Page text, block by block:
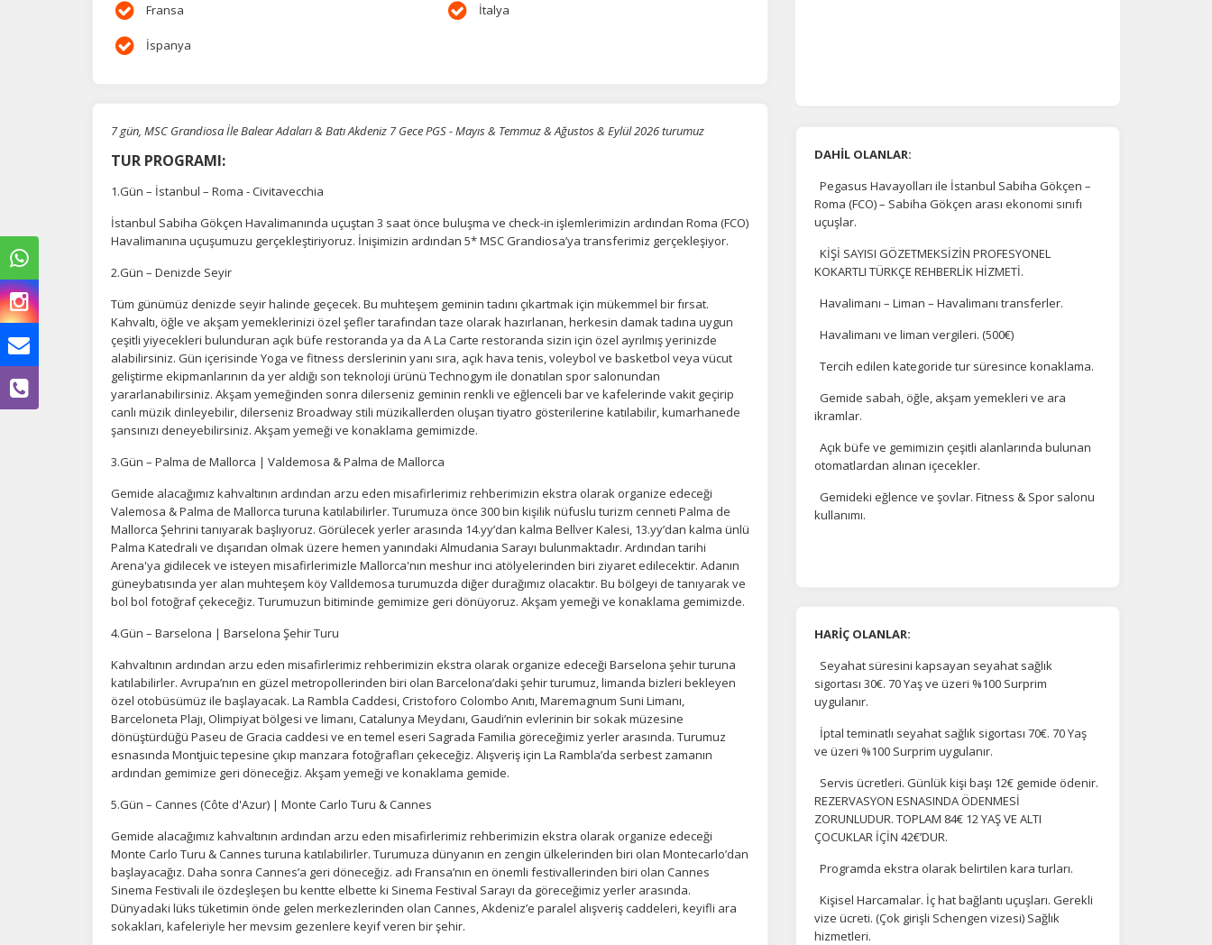
Çerez tercihlerinizibelirleyin.
Size daha kişiselleştirilmiş bir web deneyimi sunmak için bazı bilgileri tarayıcınızda
depolayabilir, bunları yurt içi ve yurt dışındaki hizmet sağlayıcılarla paylaşabiliriz. Buna
bilir.Daha fazla bilgi için
Zorunlu Çerezler HER ZAMAN AKTIF
Oturum yönetimi, güvenlik ve temel site işlevleri için gereklidir. Bu
çerezler olmadan site düzgün çalışmaz ve devre dışı bırakılamaz.
Ziyaretçilerin siteyi nasıl kullandığını anonim olarak ölçeriz. Hangi
sayfaların popüler olduğunu ve kullanıcıların nerede zorluk yaşadığını
anlamamıza yardımcı olur.
Pazarlama Çerezleri
Kapatırsanız reklamları görmeye devam edersiniz, ancak daha az
alakalı olabilirler.
Tümünü Reddet
Fransa İtalya
İspanya
7 gün, MSC Grandiosa İle Balear Adaları & Batı Akdeniz 7 Gece PGS - Mayıs & Temmuz & Ağustos & Eylül 2026 turumuz
TUR PROGRAMI:
1.Gün – İstanbul – Roma - Civitavecchia
İstanbul Sabiha Gökçen Havalimanında uçuştan 3 saat önce buluşma ve check-in işlemlerimizin ardından Roma (FCO)
Havalimanına uçuşumuzu gerçekleştiriyoruz. İnişimizin ardından 5* MSC Grandiosa’ya transferimiz gerçekleşiyor.
2.Gün – Denizde Seyir
Tüm günümüz denizde seyir halinde geçecek. Bu muhteşem geminin tadını çıkartmak için mükemmel bir fırsat.
Kahvaltı, öğle ve akşam yemeklerinizi özel şefler tarafından taze olarak hazırlanan, herkesin damak tadına uygun
çeşitli yiyecekleri bulunduran açık büfe restoranda ya da A La Carte restoranda sizin için özel ayrılmış yerinizde
alabilirsiniz. Gün içerisinde Yoga ve fitness derslerinin yanı sıra, açık hava tenis, voleybol ve basketbol veya vücut
geliştirme ekipmanlarının da yer aldığı son teknoloji ürünü Technogym ile donatılan spor salonundan
yararlanabilirsiniz. Akşam yemeğinden sonra dilerseniz geminin renkli ve eğlenceli bar ve kafelerinde vakit geçirip
canlı müzik dinleyebilir, dilerseniz Broadway stili müzikallerden oluşan tiyatro gösterilerine katılabilir, kumarhanede
şansınızı deneyebilirsiniz. Akşam yemeği ve konaklama gemimizde.
3.Gün – Palma de Mallorca | Valdemosa & Palma de Mallorca
Gemide alacağımız kahvaltının ardından arzu eden misafirlerimiz rehberimizin ekstra olarak organize edeceği
Valemosa & Palma de Mallorca turuna katılabilirler. Turumuza önce 300 bin kişilik nüfuslu turizm cenneti Palma de
Mallorca Şehrini tanıyarak başlıyoruz. Görülecek yerler arasında 14.yy’dan kalma Bellver Kalesi, 13.yy’dan kalma ünlü
Palma Katedrali ve dışarıdan olmak üzere hemen yanındaki Almudania Sarayı bulunmaktadır. Ardından tarihi
Arena'ya gidilecek ve isteyen misafirlerimizle Mallorca'nın meshur inci atölyelerinden biri ziyaret edilecektir. Adanın
güneybatısında yer alan muhteşem köy Valldemosa turumuzda diğer durağımız olacaktır. Bu bölgeyi de tanıyarak ve
bol bol fotoğraf çekeceğiz. Turumuzun bitiminde gemimize geri dönüyoruz. Akşam yemeği ve konaklama gemimizde.
4.Gün – Barselona | Barselona Şehir Turu
Kahvaltının ardından arzu eden misafirlerimiz rehberimizin ekstra olarak organize edeceği Barselona şehir turuna
katılabilirler. Avrupa’nın en güzel metropollerinden biri olan Barcelona’daki şehir turumuz, limanda bizleri bekleyen
özel otobüsümüz ile başlayacak. La Rambla Caddesi, Cristoforo Colombo Anıtı, Maremagnum Suni Limanı,
Barceloneta Plajı, Olimpiyat bölgesi ve limanı, Catalunya Meydanı, Gaudi’nin evlerinin bir sokak müzesine
dönüştürdüğü Paseu de Gracia caddesi ve en temel eseri Sagrada Familia göreceğimiz yerler arasında. Turumuz
esnasında Montjuic tepesine çıkıp manzara fotoğrafları çekeceğiz. Alışveriş için La Rambla’da serbest zamanın
ardından gemimize geri döneceğiz. Akşam yemeği ve konaklama gemide.
5.Gün – Cannes (Côte d'Azur) | Monte Carlo Turu & Cannes
Gemide alacağımız kahvaltının ardından arzu eden misafirlerimiz rehberimizin ekstra olarak organize edeceği
Monte Carlo Turu & Cannes turuna katılabilirler. Turumuza dünyanın en zengin ülkelerinden biri olan Montecarlo’dan
başlayacağız. Daha sonra Cannes’a geri döneceğiz. adı Fransa’nın en önemli festivallerinden biri olan Cannes
Sinema Festivali ile özdeşleşen bu kentte elbette ki Sinema Festival Sarayı da göreceğimiz yerler arasında.
Dünyadaki lüks tüketimin önde gelen merkezlerinden olan Cannes, Akdeniz’e paralel alışveriş caddeleri, keyifli ara
sokakları, kafeleriyle her mevsim gezenlere keyif veren bir şehir.
DAHİL OLANLAR:
Pegasus Havayolları ile İstanbul Sabiha Gökçen –
Roma (FCO) – Sabiha Gökçen arası ekonomi sınıfı
uçuşlar.
KİŞİ SAYISI GÖZETMEKSİZİN PROFESYONEL
KOKARTLI TÜRKÇE REHBERLİK HİZMETİ.
Havalimanı – Liman – Havalimanı transferler.
Havalimanı ve liman vergileri. (500€)
Tercih edilen kategoride tur süresince konaklama.
Gemide sabah, öğle, akşam yemekleri ve ara
ikramlar.
Açık büfe ve gemimizin çeşitli alanlarında bulunan
otomatlardan alınan içecekler.
Gemideki eğlence ve şovlar. Fitness & Spor salonu
kullanımı.
HARİÇ OLANLAR:
Seyahat süresini kapsayan seyahat sağlık
sigortası 30€. 70 Yaş ve üzeri %100 Surprim
uygulanır.
İptal teminatlı seyahat sağlık sigortası 70€. 70 Yaş
ve üzeri %100 Surprim uygulanır.
Servis ücretleri. Günlük kişi başı 12€ gemide ödenir.
REZERVASYON ESNASINDA ÖDENMESİ
ZORUNLUDUR. TOPLAM 84€ 12 YAŞ VE ALTI
ÇOCUKLAR İÇİN 42€’DUR.
Programda ekstra olarak belirtilen kara turları.
Kişisel Harcamalar. İç hat bağlantı uçuşları. Gerekli
vize ücreti. (Çok girişli Schengen vizesi) Sağlık
hizmetleri.